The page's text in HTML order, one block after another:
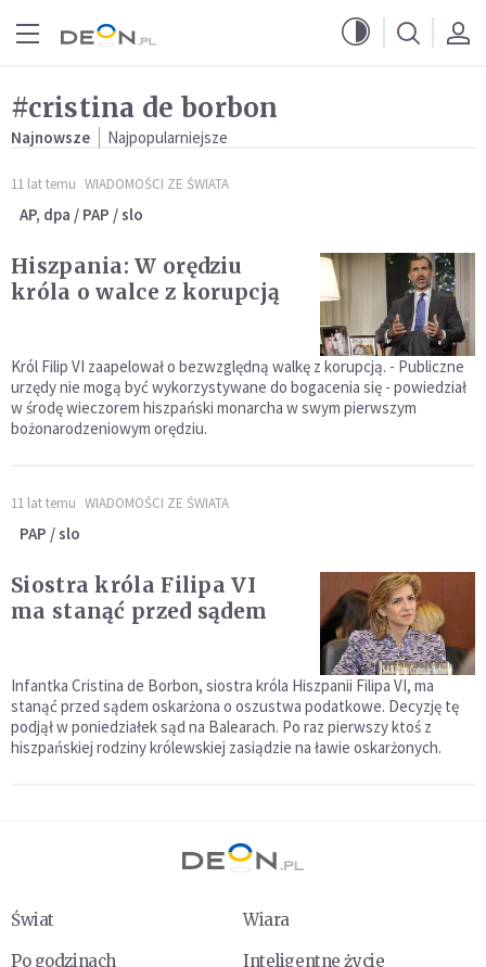
#cristina de borbon
Najnowsze Najpopularniejsze
11 lat temu WIADOMOŚCI ZE ŚWIATA
AP, dpa / PAP / slo
Hiszpania: W orędziu
króla o walce z korupcją
Król Filip VI zaapelował o bezwzględną walkę z korupcją. - Publiczne
urzędy nie mogą być wykorzystywane do bogacenia się - powiedział
w środę wieczorem hiszpański monarcha w swym pierwszym
bożonarodzeniowym orędziu.
11 lat temu WIADOMOŚCI ZE ŚWIATA
PAP / slo
Siostra króla Filipa VI
ma stanąć przed sądem
Infantka Cristina de Borbon, siostra króla Hiszpanii Filipa VI, ma
stanąć przed sądem oskarżona o oszustwa podatkowe. Decyzję tę
podjął w poniedziałek sąd na Balearach. Po raz pierwszy ktoś z
hiszpańskiej rodziny królewskiej zasiądzie na ławie oskarżonych.
Świat
Wiara
Po godzinach
Inteligentne życie